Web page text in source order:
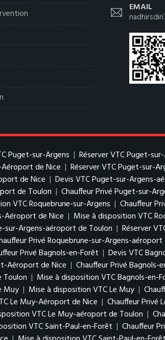
EMAIL
Puget-sur-Argens | Réserver VTC Puget-
de Nice | Réserver VTC Puget-sur-
de Nice | Devis VTC Puget-sur-Argens-
de Toulon | Chauffeur Privé Puget-sur-
VTC Roquebrune-sur-Argens | Chauffeur
Aéroport de Nice | Mise à disposition VTC
sur-Argens-aéroport de Toulon | Réserver
Privé Roquebrune-sur-Argens-
Privé Bagnols-en-Forêt | Devis VTC
Aéroport de Nice | Chauffeur Privé
Toulon | Mise à disposition VTC Bagnols-en-
Muy | Mise à disposition VTC Le Muy |
Le Muy-Aéroport de Nice | Chauffeur Privé
VTC Le Muy-aéroport de Toulon |
VTC Saint-Paul-en-Forêt | Chauffeur